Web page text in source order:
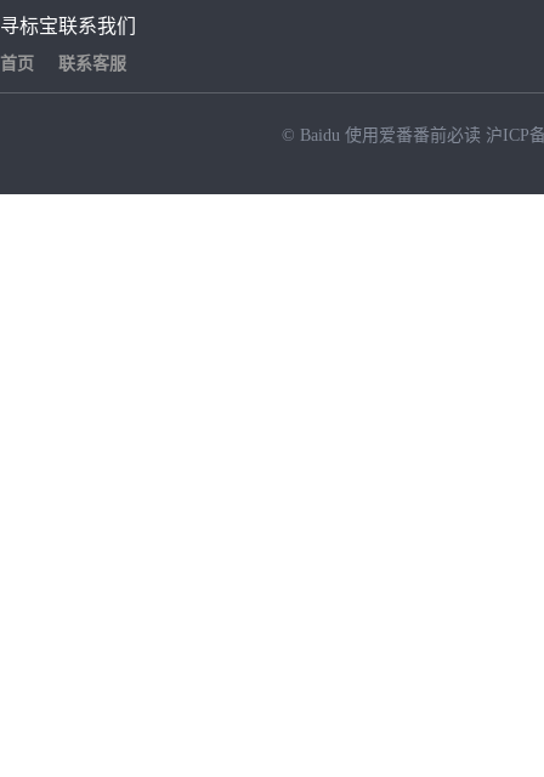
寻标宝
首页
联系我们
联系客服
© Baidu 使用爱番番前必读 沪ICP